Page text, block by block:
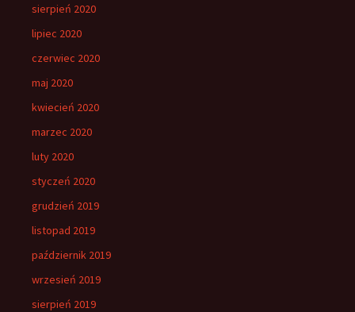
sierpień 2020
lipiec 2020
czerwiec 2020
maj 2020
kwiecień 2020
marzec 2020
luty 2020
styczeń 2020
grudzień 2019
listopad 2019
październik 2019
wrzesień 2019
sierpień 2019